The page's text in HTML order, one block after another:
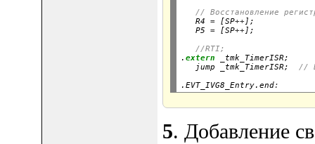
// Восстановление
   R4
= [SP++];
   P5
= [SP++
//RTI;
. extern _tmk_TimerISR;
   jump _tmk_TimerISR;
//
.EVT_IVG8_Entry.end:
5. Добавление